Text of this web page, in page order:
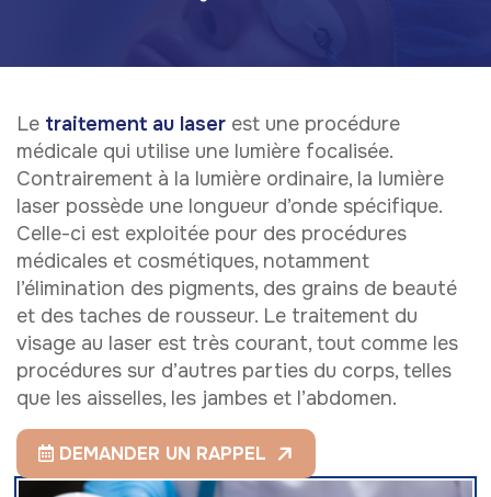
Le traitement au laser est une procédure
médicale qui utilise une lumière focalisée.
Contrairement à la lumière ordinaire, la lumière
laser possède une longueur d’onde spécifique.
Celle-ci est exploitée pour des procédures
médicales et cosmétiques, notamment
l’élimination des pigments, des grains de beauté
et des taches de rousseur. Le traitement du
visage au laser est très courant, tout comme les
procédures sur d’autres parties du corps, telles
que les aisselles, les jambes et l’abdomen.
DEMANDER UN RAPPEL